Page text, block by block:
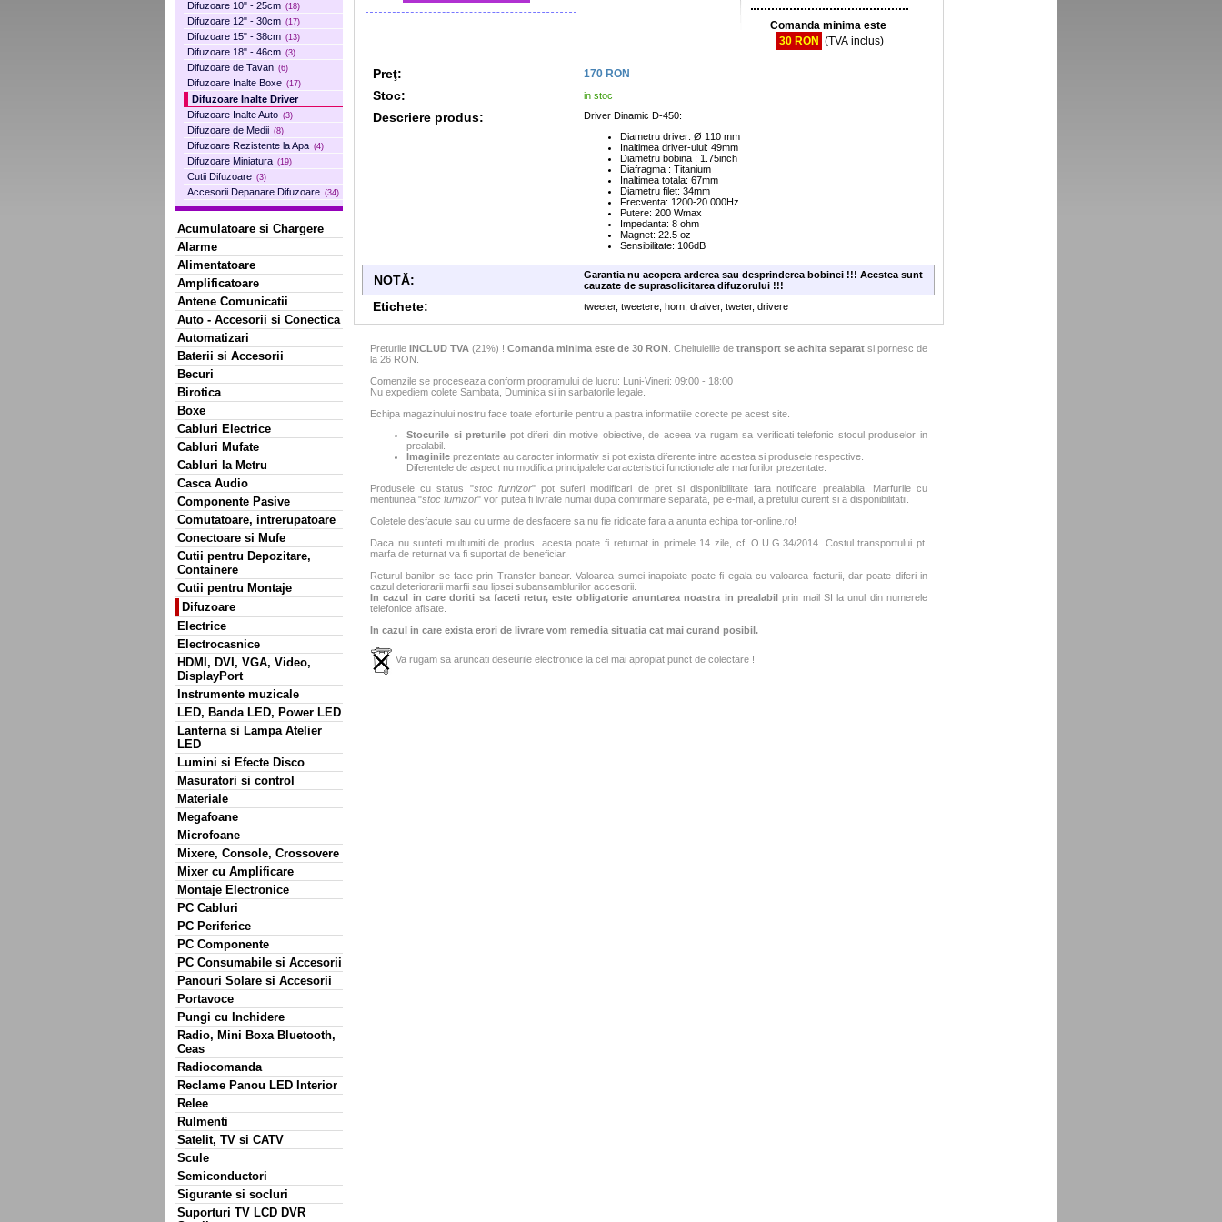
Difuzoare 10" - 25cm (18)
Difuzoare 12" - 30cm (17)
Difuzoare 15" - 38cm (13)
Difuzoare 18" - 46cm (3)
Difuzoare de Tavan (6)
Difuzoare Inalte Boxe (17)
Difuzoare Inalte Driver
Difuzoare Inalte Auto (3)
Difuzoare de Medii (8)
Difuzoare Rezistente la Apa (4)
Difuzoare Miniatura (19)
Cutii Difuzoare (3)
Accesorii Depanare Difuzoare (34)
Acumulatoare si Chargere
Alarme
Alimentatoare
Amplificatoare
Antene Comunicatii
Auto - Accesorii si Conectica
Automatizari
Baterii si Accesorii
Becuri
Birotica
Boxe
Cabluri Electrice
Cabluri Mufate
Cabluri la Metru
Casca Audio
Componente Pasive
Comutatoare, intrerupatoare
Conectoare si Mufe
Cutii pentru Depozitare,
Containere
Cutii pentru Montaje
Difuzoare
Electrice
Electrocasnice
HDMI, DVI, VGA, Video,
DisplayPort
Instrumente muzicale
LED, Banda LED, Power LED
Lanterna si Lampa Atelier
LED
Lumini si Efecte Disco
Masuratori si control
Materiale
Megafoane
Microfoane
Mixere, Console, Crossovere
Mixer cu Amplificare
Montaje Electronice
PC Cabluri
PC Periferice
PC Componente
PC Consumabile si Accesorii
Panouri Solare si Accesorii
Portavoce
Pungi cu Inchidere
Radio, Mini Boxa Bluetooth,
Ceas
Radiocomanda
Reclame Panou LED Interior
Relee
Rulmenti
Satelit, TV si CATV
Scule
Semiconductori
Sigurante si socluri
Suporturi TV LCD DVR
Comanda minima este
30 RON (TVA inclus)
Preţ: 170 RON
Stoc: in stoc
Descriere produs:
Driver Dinamic D-450:
Diametru driver: Ø 110 mm
Inaltimea driver-ului: 49mm
Diametru bobina : 1.75inch
Diafragma : Titanium
Inaltimea totala: 67mm
Diametru filet: 34mm
Frecventa: 1200-20.000Hz
Putere: 200 Wmax
Impedanta: 8 ohm
Magnet: 22.5 oz
Sensibilitate: 106dB
NOTĂ:
Garantia nu acopera arderea sau desprinderea bobinei !!! Acestea sunt
cauzate de suprasolicitarea difuzorului !!!
Etichete: tweeter, tweetere, horn, draiver, tweter, drivere
Preturile INCLUD TVA (21%) ! Comanda minima este de 30 RON . Cheltuielile de transport se achita separat si pornesc de
la 26 RON.
Comenzile se proceseaza conform programului de lucru: Luni-Vineri: 09:00 - 18:00
Nu expediem colete Sambata, Duminica si in sarbatorile legale.
Echipa magazinului nostru face toate eforturile pentru a pastra informatiile corecte pe acest site.
Stocurile si preturile pot diferi din motive obiective, de aceea va rugam sa verificati telefonic stocul produselor in
prealabil.
Imaginile prezentate au caracter informativ si pot exista diferente intre acestea si produsele respective.
Diferentele de aspect nu modifica principalele caracteristici functionale ale marfurilor prezentate.
Produsele cu status "stoc furnizor" pot suferi modificari de pret si disponibilitate fara notificare prealabila. Marfurile cu
mentiunea "stoc furnizor" vor putea fi livrate numai dupa confirmare separata, pe e-mail, a pretului curent si a disponibilitatii.
Coletele desfacute sau cu urme de desfacere sa nu fie ridicate fara a anunta echipa tor-online.ro!
Daca nu sunteti multumiti de produs, acesta poate fi returnat in primele 14 zile, cf. O.U.G.34/2014. Costul transportului pt.
marfa de returnat va fi suportat de beneficiar.
Returul banilor se face prin Transfer bancar. Valoarea sumei inapoiate poate fi egala cu valoarea facturii, dar poate diferi in
cazul deteriorarii marfii sau lipsei subansamblurilor accesorii.
In cazul in care doriti sa faceti retur, este obligatorie anuntarea noastra in prealabil prin mail SI la unul din numerele
telefonice afisate.
In cazul in care exista erori de livrare vom remedia situatia cat mai curand posibil.
Va rugam sa aruncati deseurile electronice la cel mai apropiat punct de colectare !